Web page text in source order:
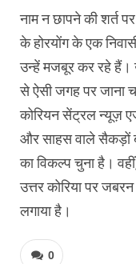
नाम न छापने की शर्त पर
के होरयोंग के एक
उन्हें मजबूर कर रहे हैं।
से ऐसी जगह पर जाना
कोरियन सेंट्रल न्यूज़
और साहस वाले सैकड़ों
का विकल्प चुना है।
उत्तर कोरिया पर
लगाया है।
0